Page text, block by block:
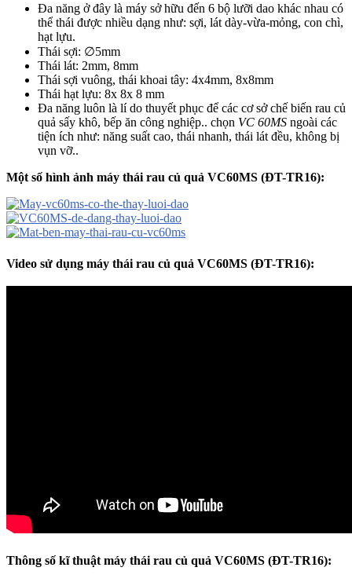
Đa năng ở đây là máy sở hữu đến 6 bộ lưỡi dao khác nhau có
thể thái được nhiều dạng như: sợi, lát dày-vừa-mỏng, con chì,
hạt lựu.
Thái sợi: ∅5mm
Thái lát: 2mm, 8mm
Thái sợi vuông, thái khoai tây: 4x4mm, 8x8mm
Thái hạt lựu: 8x 8x 8 mm
Đa năng luôn là lí do thuyết phục để các cơ sở chế biến rau củ
quả sấy khô, bếp ăn công nghiệp.. chọn VC 60MS ngoài các
tiện ích như: năng suất cao, thái nhanh, thái lát đều, không bị
vụn vỡ..
Một số hình ảnh máy thái rau củ quả VC60MS (ĐT-TR16):
Video sử dụng máy thái rau củ quả VC60MS (ĐT-TR16):
Thông số kĩ thuật máy thái rau củ quả VC60MS (ĐT-TR16):